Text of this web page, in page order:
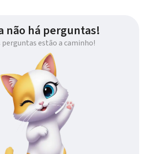
não há perguntas!
perguntas estão a caminho!